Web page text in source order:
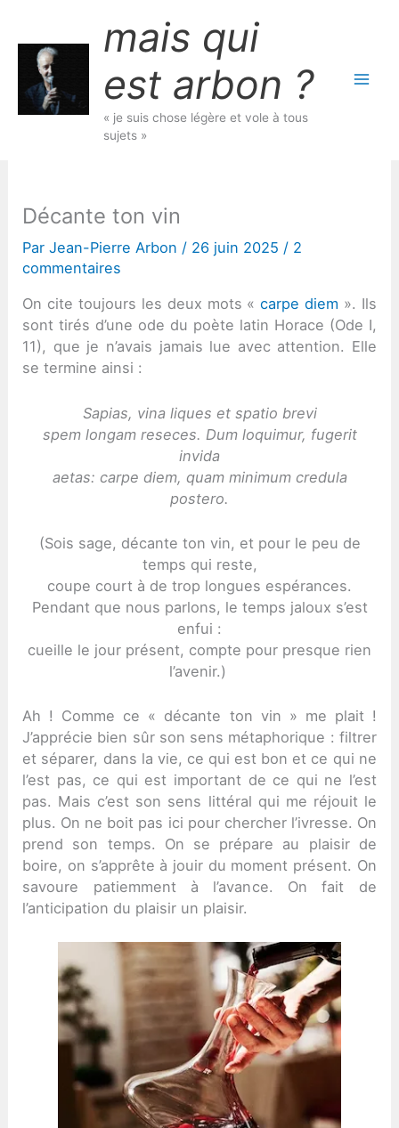
contenu
mais qui
est arbon ?
« je suis chose légère et vole à tous
sujets »
Décante ton vin
ParJean-Pierre Arbon / 26 juin 2025 / 2
commentaires
On cite toujours les deux mots «carpe diem ». Ils
sont tirés d’une ode du poète latin Horace (Ode I,
11), que je n’avais jamais lue avec attention. Elle
se termine ainsi :
Sapias, vina liques et spatio brevi
spem longam reseces. Dum loquimur, fugerit
invida
aetas: carpe diem, quam minimum credula
postero.
(Sois sage, décante ton vin, et pour le peu de
temps qui reste,
coupe court à de trop longues espérances.
Pendant que nous parlons, le temps jaloux s’est
enfui :
cueille le jour présent, compte pour presque rien
l’avenir.)
Ah ! Comme ce « décante ton vin » me plait !
J’apprécie bien sûr son sens métaphorique : filtrer
et séparer, dans la vie, ce qui est bon et ce qui ne
l’est pas, ce qui est important de ce qui ne l’est
pas. Mais c’est son sens littéral qui me réjouit le
plus. On ne boit pas ici pour chercher l’ivresse. On
prend son temps. On se prépare au plaisir de
boire, on s’apprête à jouir du moment présent. On
savoure patiemment à l’avance. On fait de
l’anticipation du plaisir un plaisir.